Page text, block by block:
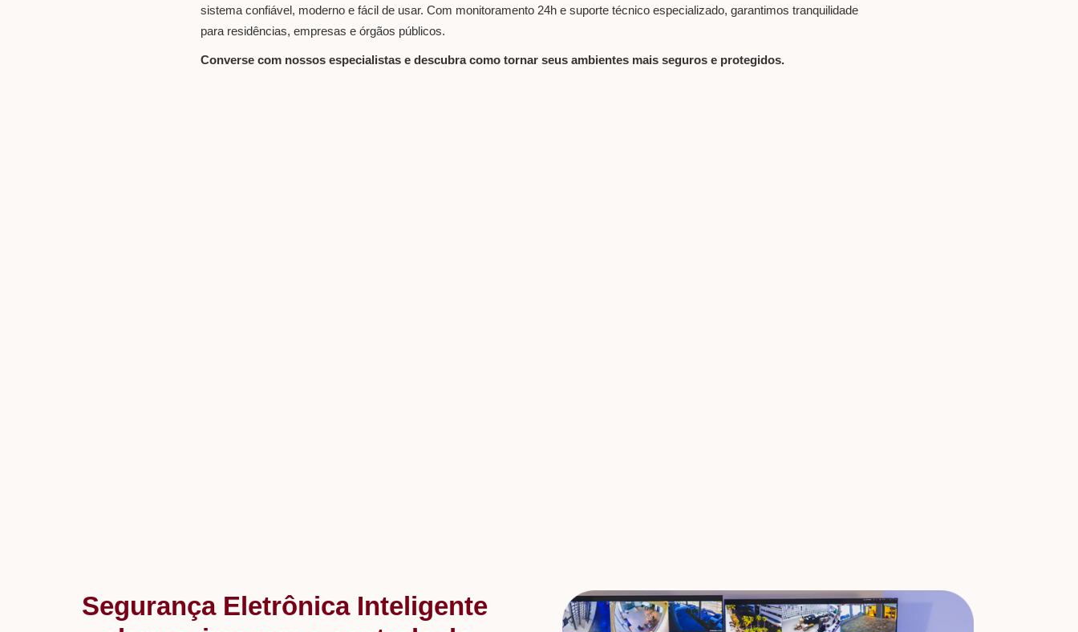
sistema confiável, moderno e fácil de usar. Com monitoramento 24h e suporte técnico especializado, garantimos tranquilidade
para residências, empresas e órgãos públicos.
Converse com nossos especialistas e descubra como tornar seus ambientes mais seguros e protegidos.
Segurança Eletrônica Inteligente